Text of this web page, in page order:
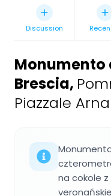
Discussion
Monumento
Brescia,
Piazzale
na cokole